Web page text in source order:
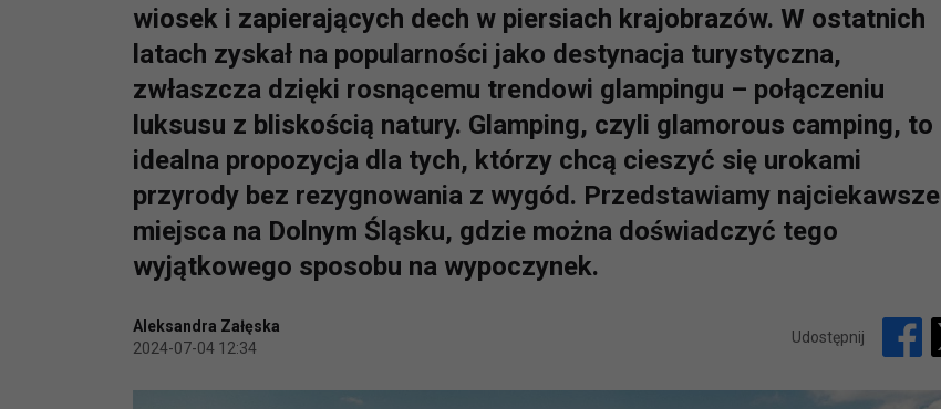
wiosek i zapierających dech w piersiach krajobrazów. W ostatnich
latach zyskał na popularności jako destynacja turystyczna,
zwłaszcza dzięki rosnącemu trendowi glampingu – połączeniu
luksusu z bliskością natury. Glamping, czyli glamorous camping, to
idealna propozycja dla tych, którzy chcą cieszyć się urokami
przyrody bez rezygnowania z wygód. Przedstawiamy najciekawsze
miejsca na Dolnym Śląsku, gdzie można doświadczyć tego
wyjątkowego sposobu na wypoczynek.
Aleksandra Załęska
2024-07-04 12:34
Udostępnij